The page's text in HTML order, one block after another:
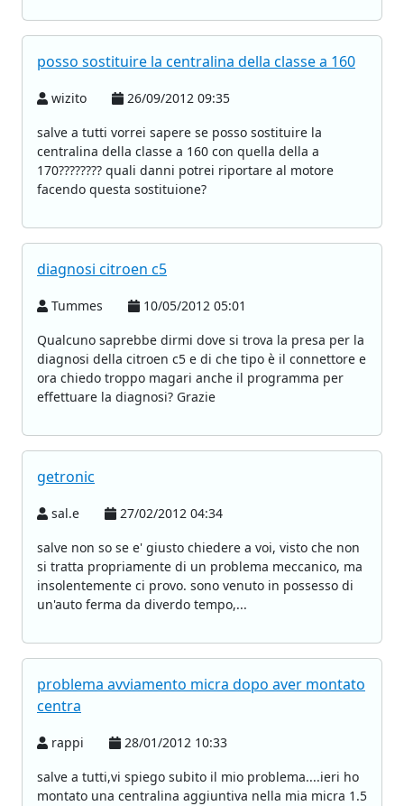
posso sostituire la centralina della classe a 160
wizito
26/09/2012 09:35
salve a tutti vorrei sapere se posso sostituire la
centralina della classe a 160 con quella della a
170???????? quali danni potrei riportare al motore
facendo questa sostituione?
diagnosi citroen c5
Tummes
10/05/2012 05:01
Qualcuno saprebbe dirmi dove si trova la presa per la
diagnosi della citroen c5 e di che tipo è il connettore e
ora chiedo troppo magari anche il programma per
effettuare la diagnosi? Grazie
getronic
sal.e
27/02/2012 04:34
salve non so se e' giusto chiedere a voi, visto che non
si tratta propriamente di un problema meccanico, ma
insolentemente ci provo. sono venuto in possesso di
un'auto ferma da diverdo tempo,...
problema avviamento micra dopo aver montato
centra
rappi
28/01/2012 10:33
salve a tutti,vi spiego subito il mio problema....ieri ho
montato una centralina aggiuntiva nella mia micra 1.5